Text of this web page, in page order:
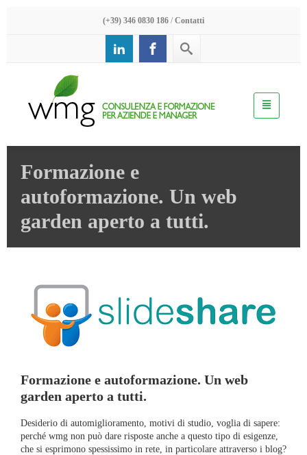
(+39) 346 0830 186 / Contatti
Formazione e
autoformazione. Un web
garden aperto a tutti.
Formazione e autoformazione. Un web
garden aperto a tutti.
Desiderio di automiglioramento, motivi di studio, voglia di sapere:
perché wmg non può dare risposte anche a questo tipo di esigenze,
che si esprimono spessissimo in rete, in particolare attraverso i blog?